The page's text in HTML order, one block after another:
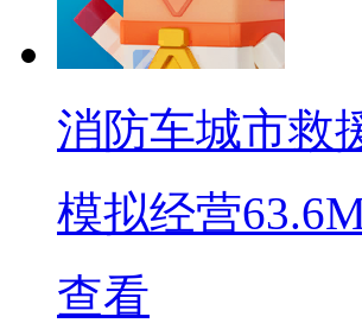
消防车城市救
模拟经营
查看